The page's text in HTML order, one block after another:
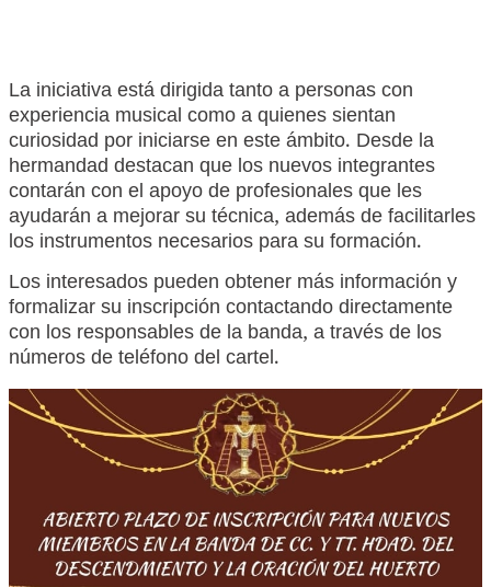
La iniciativa está dirigida tanto a personas con
experiencia musical como a quienes sientan
curiosidad por iniciarse en este ámbito. Desde la
hermandad destacan que los nuevos integrantes
contarán con el apoyo de profesionales que les
ayudarán a mejorar su técnica, además de facilitarles
los instrumentos necesarios para su formación.
Los interesados pueden obtener más información y
formalizar su inscripción contactando directamente
con los responsables de la banda, a través de los
números de teléfono del cartel.